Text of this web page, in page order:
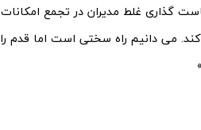
گذاری غلط مدیران در تجمع امکانات
کند. می دانیم راه سختی است اما قدم را